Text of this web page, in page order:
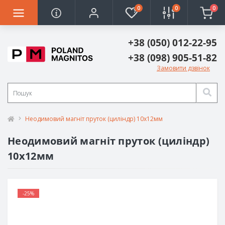
0 0 0
+38 (050) 012-22-95
+38 (098) 905-51-82
Замовити дзвінок
Неодимовий магніт пруток (циліндр) 10х12мм
Неодимовий магніт пруток (циліндр)
10х12мм
-25%